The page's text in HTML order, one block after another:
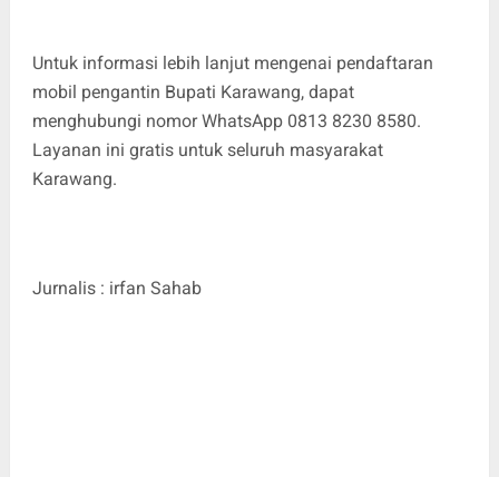
Untuk informasi lebih lanjut mengenai pendaftaran
mobil pengantin Bupati Karawang, dapat
menghubungi nomor WhatsApp 0813 8230 8580.
Layanan ini gratis untuk seluruh masyarakat
Karawang.
Jurnalis : irfan Sahab